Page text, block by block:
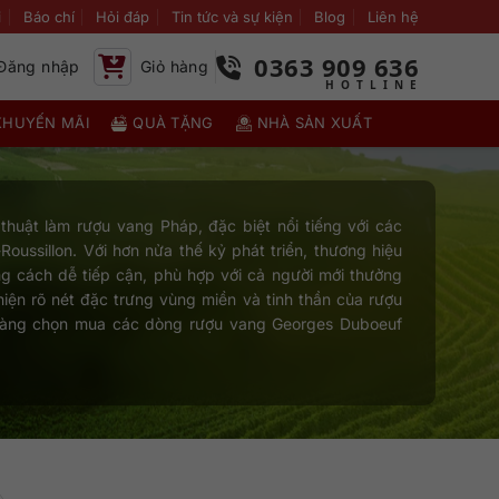
Báo chí Hỏi đáp Tin tức và sự kiện Blog Liên hệ
nhập Giỏ hàng 0363 909 636
MÃI QUÀ TẶNG NHÀ SẢN XUẤT
làm rượu vang Pháp, đặc biệt nổi tiếng với các
Với hơn nửa thế kỷ phát triển, thương hiệu
cách dễ tiếp cận, phù hợp với cả người mới thưởng
rõ nét đặc trưng vùng miền và tinh thần của rượu
chọn mua các dòng rượu vang Georges Duboeuf